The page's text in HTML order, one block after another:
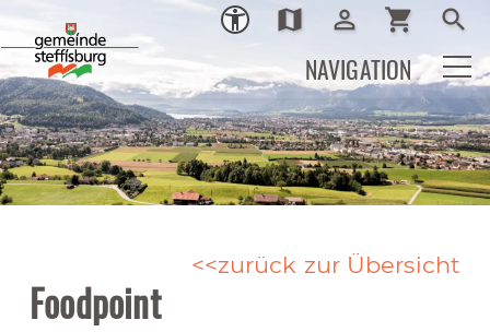
Ortsplan
map Login
person_outline shopping_cart search
NAVIGATION
zurück zur Übersicht
Foodpoint